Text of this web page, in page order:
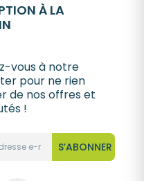
À LA
vous à notre
pour ne rien
de nos offres et
!
S’ABONNER